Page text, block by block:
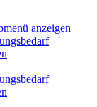
anzeigen